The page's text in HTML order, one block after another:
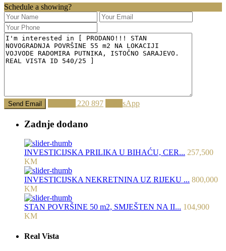
Schedule a showing?
062 220 897 WhatsApp
Zadnje dodano
INVESTICIJSKA PRILIKA U BIHAĆU, CER... 257,500
KM
INVESTICIJSKA NEKRETNINA UZ RIJEKU ... 800,000
KM
STAN POVRŠINE 50 m2, SMJEŠTEN NA II... 104,900
KM
Real Vista